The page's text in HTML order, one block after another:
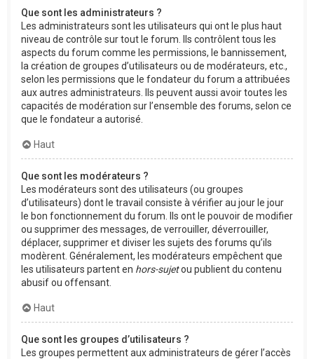
Que sont les administrateurs ?
Les administrateurs sont les utilisateurs qui ont le plus haut
niveau de contrôle sur tout le forum. Ils contrôlent tous les
aspects du forum comme les permissions, le bannissement,
la création de groupes d’utilisateurs ou de modérateurs, etc.,
selon les permissions que le fondateur du forum a attribuées
aux autres administrateurs. Ils peuvent aussi avoir toutes les
capacités de modération sur l’ensemble des forums, selon ce
que le fondateur a autorisé.
Haut
Que sont les modérateurs ?
Les modérateurs sont des utilisateurs (ou groupes
d’utilisateurs) dont le travail consiste à vérifier au jour le jour
le bon fonctionnement du forum. Ils ont le pouvoir de modifier
ou supprimer des messages, de verrouiller, déverrouiller,
déplacer, supprimer et diviser les sujets des forums qu’ils
modèrent. Généralement, les modérateurs empêchent que
les utilisateurs partent en hors-sujetou publient du contenu
abusif ou offensant.
Haut
Que sont les groupes d’utilisateurs ?
Les groupes permettent aux administrateurs de gérer l’accès